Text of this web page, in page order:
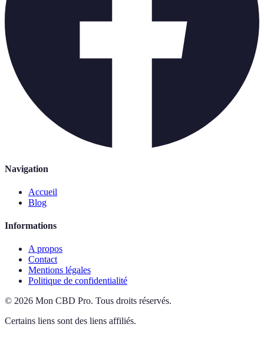
Navigation
Accueil
Blog
Informations
A propos
Contact
Mentions légales
Politique de confidentialité
© 2026 Mon CBD Pro. Tous droits réservés.
Certains liens sont des liens affiliés.